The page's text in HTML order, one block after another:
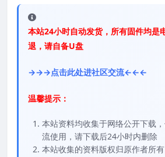
本站24小时自动发货，所有固件均是
退，请自备U盘
→→→点击此处进社区交流←←←
温馨提示：
本站资料均收集于网络公开下载
流使用，请下载后24小时内删除
本站收集的资料版权归原作者所